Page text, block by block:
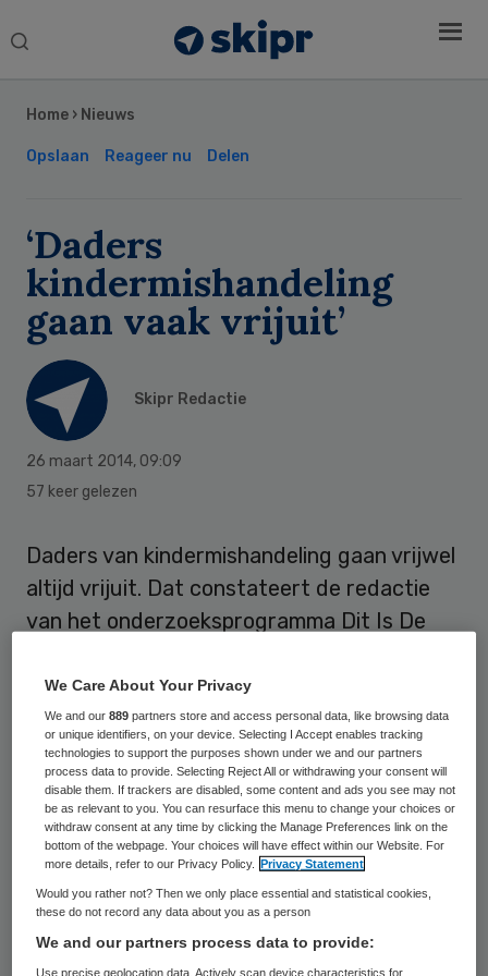
Search
Home › Nieuws
Opslaan Reageer nu Delen
‘Daders
kindermishandeling
gaan vaak vrijuit’
Skipr Redactie
26 maart 2014, 09:09
57 keer gelezen
Daders van kindermishandeling gaan vrijwel
altijd vrijuit. Dat constateert de redactie
van het onderzoeksprogramma Dit Is De
zenden documentaire.
Hoewel het kabinet inzet op meer
aangiftes, meer daders voor de rechter en
meer veroordelingen,is de realiteit anders.
De programmamakers deden navraag bij
onder meer hetAdvies- en Meldpunt
Kindermishandeling(AMK), het Nederlands
Forensisch Instituut en de Forensische
Polikliniek Kindermishandeling. Conclusie:
Sidebar
We Care About Your Privacy
We and our889 partners store and access personal data, like browsing data
or unique identifiers, on your device. Selecting I Accept enables tracking
technologies to support the purposes shown under we and our partners
process data to provide. Selecting Reject All or withdrawing your consent will
disable them. If trackers are disabled, some content and ads you see may not
be as relevant to you. You can resurface this menu to change your choices or
withdraw consent at any time by clicking the Manage Preferences link on the
bottom of the webpage. Your choices will have effect within our Website. For
more details, refer to our Privacy Policy.
Privacy Statement
Would you rather not? Then we only place essential and statistical cookies,
these do not record any data about you as a person
We and our partners process data to provide:
Use precise geolocation data. Actively scan device characteristics for